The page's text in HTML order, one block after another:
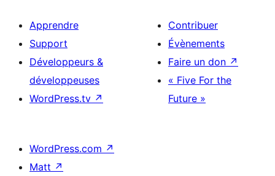
Apprendre
Support
Développeurs &
développeuses
WordPress.tv ↗
Contribuer
Évènements
Faire un don ↗
« Five For the
Future »
WordPress.com ↗
Matt ↗